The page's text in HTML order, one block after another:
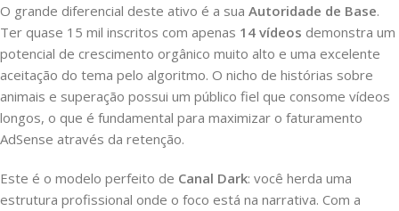
O grande diferencial deste ativo é a sua Autoridade de Base.
Ter quase 15 mil inscritos com apenas 14 vídeos demonstra um
potencial de crescimento orgânico muito alto e uma excelente
aceitação do tema pelo algoritmo. O nicho de histórias sobre
animais e superação possui um público fiel que consome vídeos
longos, o que é fundamental para maximizar o faturamento
AdSense através da retenção.
Este é o modelo perfeito de Canal Dark: você herda uma
estrutura profissional onde o foco está na narrativa. Com a